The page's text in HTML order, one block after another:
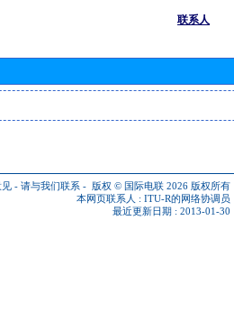
联系人
见 - 请与我们联系 - 版权 © 国际电联 2026 版权所有
本网页联系人 : ITU-R的网络协调员
最近更新日期 : 2013-01-30